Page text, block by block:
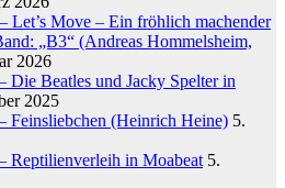
Let’s Move – Ein fröhlich machender
„B3“ (Andreas Hommelsheim,
2026
Die Beatles und Jacky Spelter in
2025
Feinsliebchen (Heinrich Heine) 5.
Reptilienverleih in Moabeat 5.